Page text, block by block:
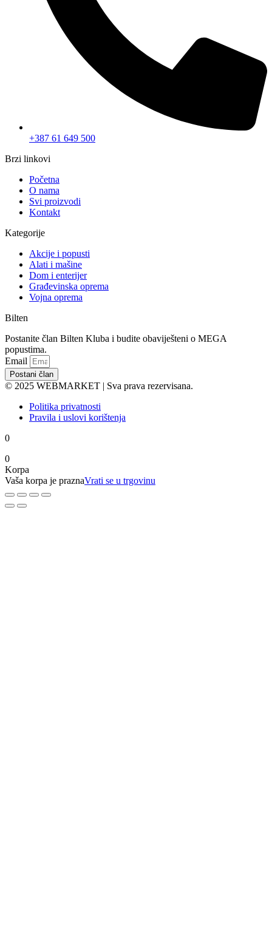
+387 61 649 500
Brzi linkovi
Početna
O nama
Svi proizvodi
Kontakt
Kategorije
Akcije i popusti
Alati i mašine
Dom i enterijer
Građevinska oprema
Vojna oprema
Bilten
Postanite član Bilten Kluba i budite obaviješteni o MEGA
popustima.
Email
Postani član
© 2025 WEBMARKET | Sva prava rezervisana.
Politika privatnosti
Pravila i uslovi korištenja
0
0
Korpa
Vaša korpa je praznaVrati se u trgovinu